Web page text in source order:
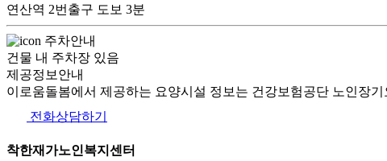
연산역 2번출구 도보 3분
주차안내
건물 내 주차장 있음
제공정보안내
이로움돌봄에서 제공하는 요양시설 정보는 건강보험공단 노인장
전화상담하기
착한재가노인복지센터